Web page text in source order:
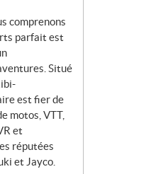
comprenons
parfait est
Situé
est fier de
motos, VTT,
et
réputées
et Jayco.